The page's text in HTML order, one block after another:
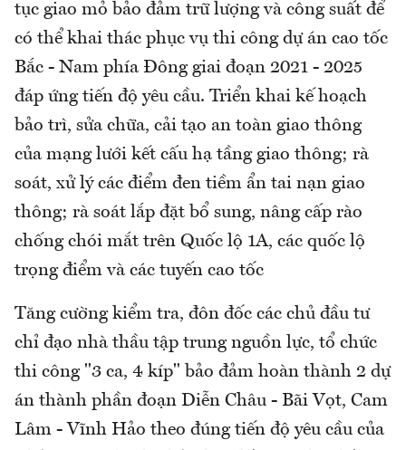
tục giao mỏ bảo đảm trữ lượng và công suất để
có thể khai thác phục vụ thi công dự án cao tốc
Bắc - Nam phía Đông giai đoạn 2021 - 2025
đáp ứng tiến độ yêu cầu. Triển khai kế hoạch
bảo trì, sửa chữa, cải tạo an toàn giao thông
của mạng lưới kết cấu hạ tầng giao thông; rà
soát, xử lý các điểm đen tiềm ẩn tai nạn giao
thông; rà soát lắp đặt bổ sung, nâng cấp rào
chống chói mắt trên Quốc lộ 1A, các quốc lộ
trọng điểm và các tuyến cao tốc
Tăng cường kiểm tra, đôn đốc các chủ đầu tư
chỉ đạo nhà thầu tập trung nguồn lực, tổ chức
thi công "3 ca, 4 kíp" bảo đảm hoàn thành 2 dự
án thành phần đoạn Diễn Châu - Bãi Vọt, Cam
Lâm - Vĩnh Hảo theo đúng tiến độ yêu cầu của